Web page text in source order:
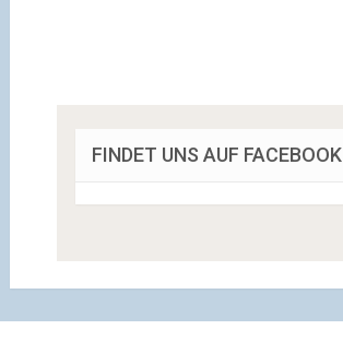
FINDET UNS AUF FACEBOOK